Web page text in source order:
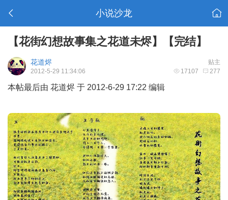
小说沙龙
【花街幻想故事集之花道未烬】【完结】
贴主
花道烬
17107 277
2012-5-29 11:34:06
本帖最后由 花道烬 于 2012-6-29 17:22 编辑